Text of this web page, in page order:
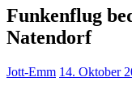
Funkenflug
Natendorf
Jott-Emm 14. Oktober